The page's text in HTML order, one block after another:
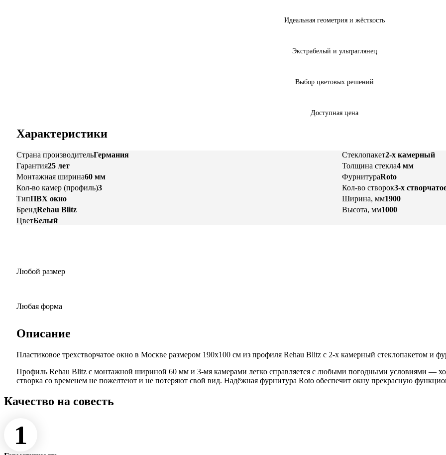
Идеальная геометрия и жёсткость
Экстрабелый и ультраглянец
Выбор цветовых решений
Доступная цена
Характеристики
Страна производительГермания
Гарантия25 лет
Монтажная ширина60 мм
Кол-во камер (профиль)3
ТипПВХ окно
БрендRehau Blitz
ЦветБелый
Стеклопакет2-х камерный
Толщина стекла4 мм
ФурнитураRoto
Кол-во створок3-х
Ширина, мм1900
Высота, мм1000
Любой размер
Любая форма
Описание
Пластиковое трехстворчатое окно в Москве размером 190x100 см из профиля Rehau Blitz с 2-х камерный стеклопакетом и
Профиль Rehau Blitz с монтажной шириной 60 мм и 3-мя камерами легко справляется с любыми погодными условиями —
створка со временем не пожелтеют и не потеряют свой вид. Надёжная фурнитура Roto обеспечит окну прекрасную
Качество на совесть
1